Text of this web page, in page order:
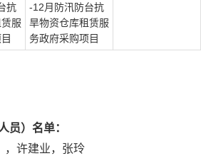
抗
服
-12月防汛防台抗
旱物资仓库租赁服
务政府采购项目
员）名单：
，许建业，张玲